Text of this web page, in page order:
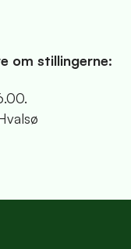
om stillingerne: